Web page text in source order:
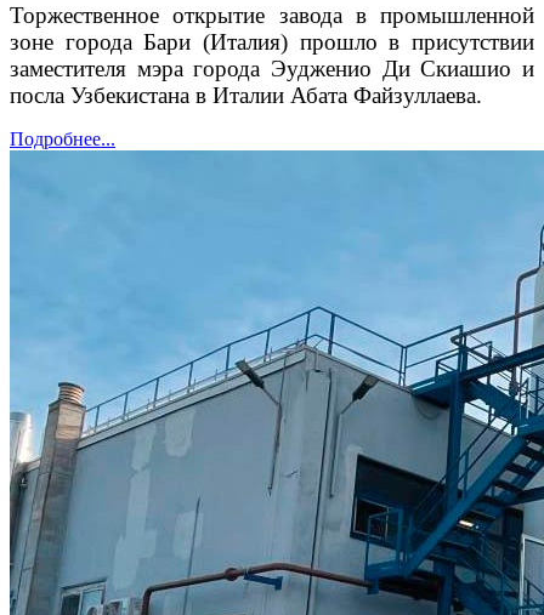
Торжественное открытие завода в промышленной
зоне города Бари (Италия) прошло в присутствии
заместителя мэра города Эудженио Ди Скиашио и
посла Узбекистана в Италии Абата Файзуллаева.
Подробнее...